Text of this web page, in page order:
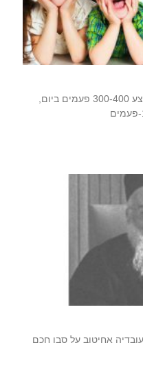
האם‭ ‬ידעתם‭ ‬כי‭ ‬ילדים‭ ‬צוחקים‭ ‬בממוצע‭ ‬300-400‭ ‬פעמים‭ ‬ביום‭,